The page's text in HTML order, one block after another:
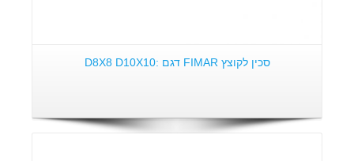
סכין לקוצץ FIMAR דגם :D8X8 D10X10